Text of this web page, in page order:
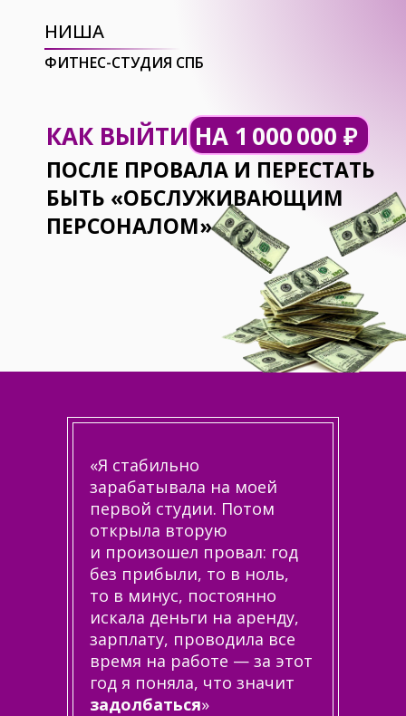
ПОСЛЕ ПРОВАЛА И ПЕРЕСТАТЬ
БЫТЬ «ОБСЛУЖИВАЮЩИМ
ПЕРСОНАЛОМ»
КАК ВЫЙТИНА 1 000 000 ₽
НИША
ФИТНЕС-СТУДИЯ СПБ
«Я стабильно
зарабатывала на моей
первой студии. Потом
открыла вторую
и произошел провал: год
без прибыли, то в ноль,
то в минус, постоянно
искала деньги на аренду,
зарплату, проводила все
время на работе — за этот
год я поняла, что значит
задолбаться»